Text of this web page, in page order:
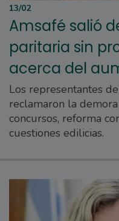
13/02
Amsafé salió
paritaria sin
acerca del
Los representantes
reclamaron la
concursos, reforma
cuestiones edilicias.